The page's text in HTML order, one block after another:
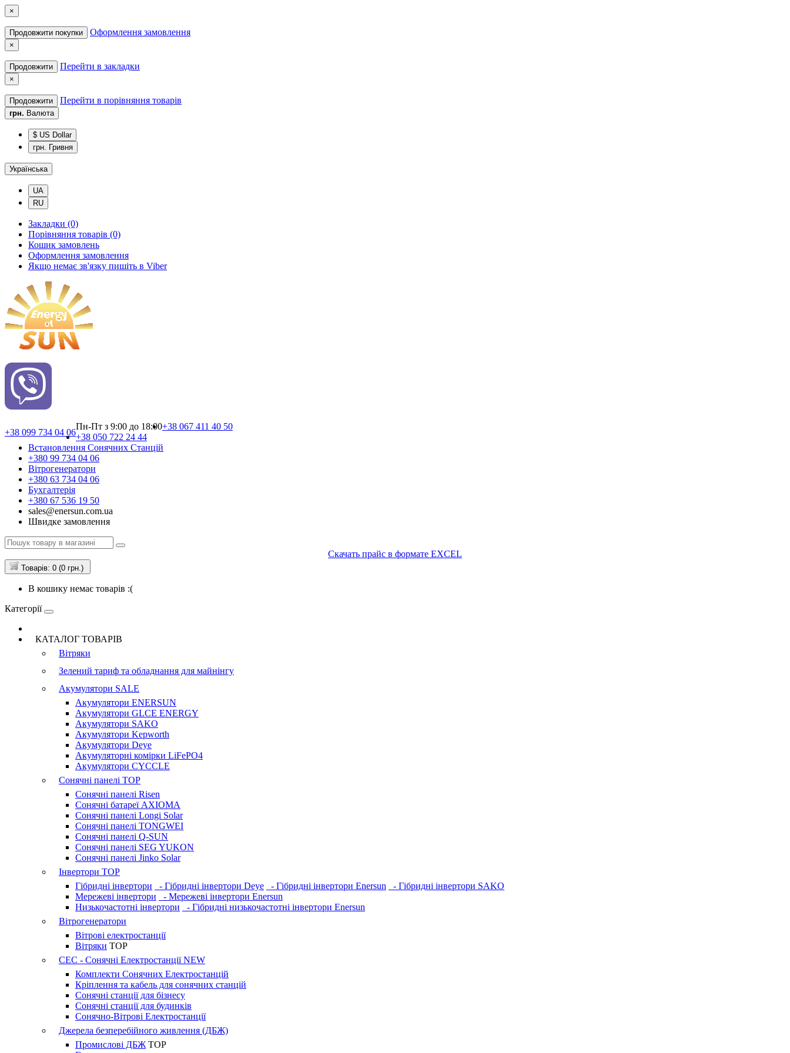
×
Продовжити покупки Оформлення замовлення
×
Продовжити Перейти в закладки
×
Продовжити Перейти в порівняння товарів
грн. Валюта
$ US Dollar
грн. Гривня
Українська
UA
RU
Закладки (0)
Порівняння товарів (0)
Кошик замовлень
Оформлення замовлення
Якщо немає зв'язку пишіть в Viber
+38 099 734 04 06
Пн-Пт з 9:00 до 18:00+38 067 411 40 50
+38 050 722 24 44
Встановлення Сонячних Cтанцій
+380 99 734 04 06
Вітрогенератори
+380 63 734 04 06
Бухгалтерія
+380 67 536 19 50
sales@enersun.com.ua
Швидке замовлення
Скачать прайс в формате EXCEL
Товарів: 0 (0 грн.)
В кошику немає товарів :(
Категорії
КАТАЛОГ ТОВАРІВ
Вітряки
Зелений тариф та обладнання для майнінгу
Акумулятори SALE
Акумулятори ENERSUN
Акумулятори GLCE ENERGY
Акумулятори SAKO
Акумулятори Kepworth
Акумулятори Deye
Акумуляторні комірки LiFePO4
Акумулятори CYCCLE
Сонячні панелі TOP
Сонячні панелі Risen
Сонячні батареї AXIOMA
Сонячні панелі Longi Solar
Сонячні панелі TONGWEI
Сонячні панелі Q-SUN
Сонячні панелі SEG YUKON
Сонячні панелі Jinko Solar
Інвертори TOP
Гібридні інвертори
- Гібридні інвертори Deye - Гібридні інвертори Enersun
- Гібридні інвертори SAKO
Мережеві інвертори
- Мережеві інвертори Enersun
Низькочастотні інвертори
- Гібридні низькочастотні інвертори Enersun
Вітрогенератори
Вітрові електростанції
Вітряки TOP
СЕС - Сонячні Електростанції NEW
Комплекти Сонячних Електростанцій
Кріплення та кабель для сонячних станцій
Сонячні станції для бізнесу
Сонячні станції для будинків
Сонячно-Вітрові Електростанції
Джерела безперебійного живлення (ДБЖ)
Промислові ДБЖ TOP